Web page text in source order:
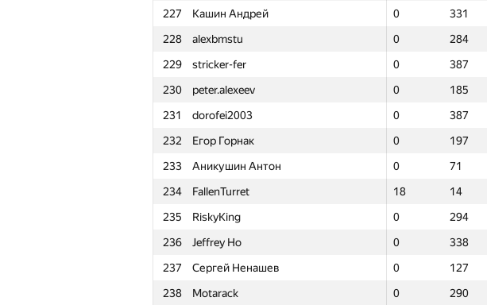
227
Кашин Андрей 0 331
228
alexbmstu 0 284
229
stricker-fer 0 387
230
peter.alexeev 0 185
231
dorofei2003 0 387
232
Егор Горнак 0 197
233
Аникушин Антон 0 71
234
FallenTurret 18 14
235
RiskyKing 0 294
236
Jeffrey Ho 0 338
237
Сергей Ненашев 0 127
238
Motarack 0 290
204
gggg66 0 384
205
wndenis 0 387
206
nmmlitswe 0 368
207
vlad.zhcherbina 0 172
208
Dmitriy.AM 0 256
209
kasatky 0 161
210
yasinich 0 387
211
IgorEliseev21 0 316
212
darnley 0 363
213
denilv 0 249
214
e_vitaliy 0 262
215
at-guard 0 387